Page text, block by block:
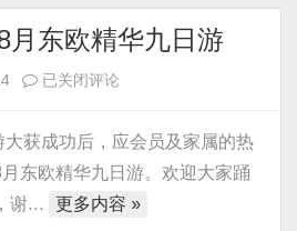
欢
聚
此
月东欧精华九日游
ACPB
年
8
东
已关闭评论
获成功后，应会员及家属的热
东欧精华九日游。欢迎大家踊
谢…
更多内容 »